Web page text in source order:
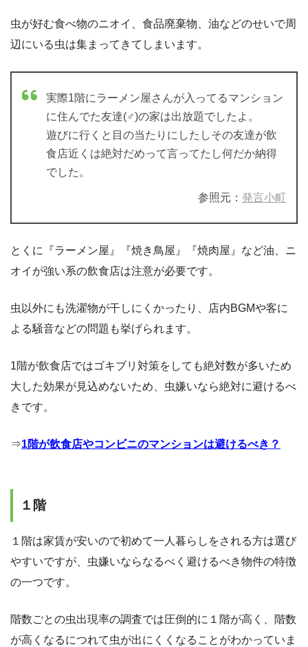
虫が好む食べ物のニオイ、食品廃棄物、油などのせいで周
辺にいる虫は集まってきてしまいます。
実際1階にラーメン屋さんが入ってるマンション
に住んでた友達(♂)の家は出放題でしたよ。
遊びに行くと目の当たりにしたしその友達が飲
食店近くは絶対だめって言ってたし何だか納得
でした。
参照元： 発言小町
とくに『ラーメン屋』『焼き鳥屋』『焼肉屋』など油、ニ
オイが強い系の飲食店は注意が必要です。
虫以外にも洗濯物が干しにくかったり、店内BGMや客に
よる騒音などの問題も挙げられます。
1階が飲食店ではゴキブリ対策をしても絶対数が多いため
大した効果が見込めないため、虫嫌いなら絶対に避けるべ
きです。
⇒1階が飲食店やコンビニのマンションは避けるべき？
１階
１階は家賃が安いので初めて一人暮らしをされる方は選び
やすいですが、虫嫌いならなるべく避けるべき物件の特徴
の一つです。
階数ごとの虫出現率の調査では圧倒的に１階が高く、階数
が高くなるにつれて虫が出にくくなることがわかっていま